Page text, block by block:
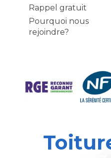
Rappel gratuit
Pourquoi nous
rejoindre?